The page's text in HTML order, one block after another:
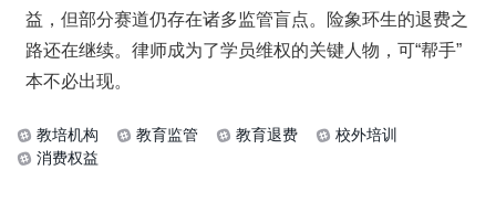
益，但部分赛道仍存在诸多监管盲点。险象环生的退费之
路还在继续。律师成为了学员维权的关键人物，可“帮手”
本不必出现。
教培机构 教育监管 教育退费
校外培训
消费权益